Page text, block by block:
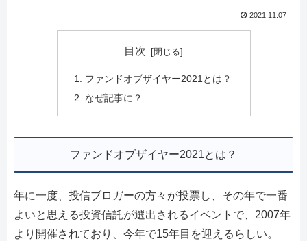
2021.11.07
目次
ファンドオブザイヤー2021とは？
なぜ記事に？
ファンドオブザイヤー2021とは？
年に一度、投信ブロガーの方々が投票し、その年で一番
よいと思える投資信託が選出されるイベントで、2007年
より開催されており、今年で15年目を迎えるらしい。